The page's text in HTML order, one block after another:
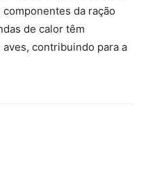
da ração
de calor têm
contribuindo para a